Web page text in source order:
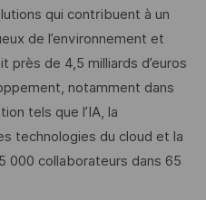
qui contribuent à un
de l’environnement et
près de 4,5 milliards d’euros
notamment dans
tels que l’IA, la
technologies du cloud et la
000 collaborateurs dans 65